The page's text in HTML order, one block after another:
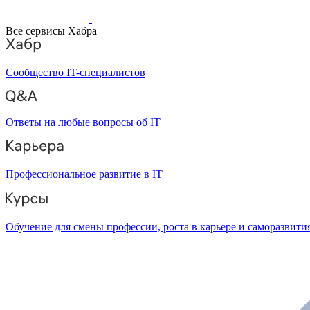
Все сервисы Хабра
Сообщество IT-специалистов
Ответы на любые вопросы об IT
Профессиональное развитие в IT
Обучение для смены профессии, роста в карьере и